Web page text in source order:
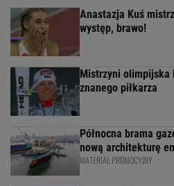
Anastazja Kuś
występ, brawo!
Mistrzyni olimpijska
znanego piłkarza
Północna brama
nową architekturę
MATERIAŁ PROMOCYJNY